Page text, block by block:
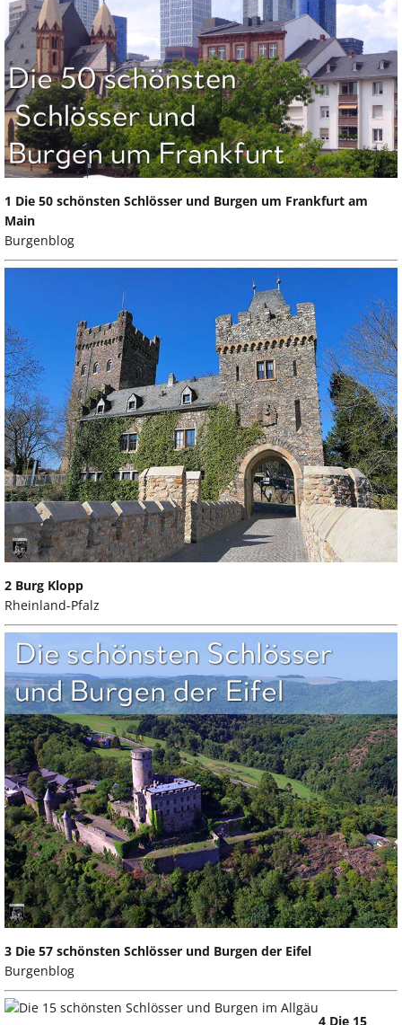
1 Die 50 schönsten Schlösser und Burgen um Frankfurt am
Main
Burgenblog
2 Burg Klopp
Rheinland-Pfalz
3 Die 57 schönsten Schlösser und Burgen der Eifel
Burgenblog
4 Die 15